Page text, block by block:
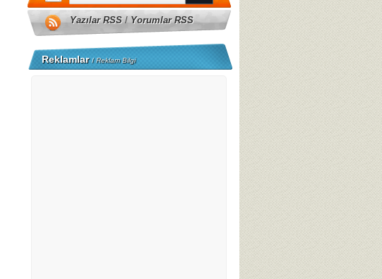
Yazılar RSS/Yorumlar RSS
Reklamlar/Reklam Bilgi